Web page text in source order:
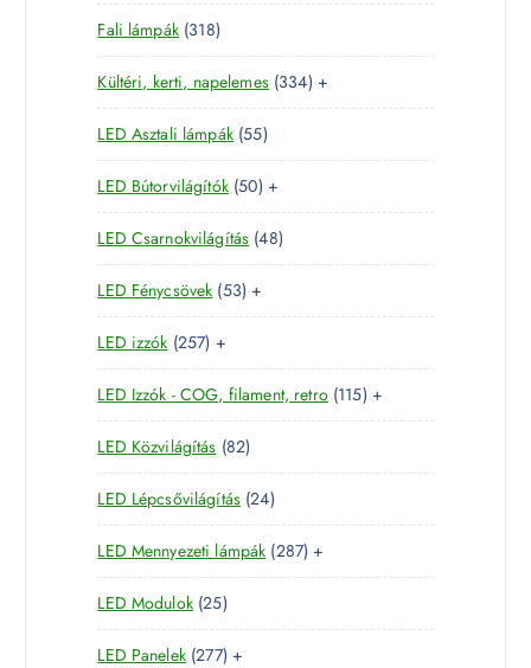
k
r
é
k
e
m
é
k
e
r
m
é
k
Fali lámpák 3183
1
8
t
e
r
m
é
k
Kültéri, kerti, napelemes 3343
3
t
r
é
+
LED Asztali lámpák 555
5
t
e
r
m
k
LED Bútorvilágítók 505
0
t
e
r
m
k
+
LED Csarnokvilágítás 484
8
e
m
é
k
LED Fénycsövek 535
3
e
r
m
é
k
+
LED izzók 2572
5
7
t
e
r
m
é
k
+
LED Izzók - COG, filament, retro 1151
1
t
r
é
+
LED Közvilágítás 828
2
t
e
r
m
k
LED Lépcsővilágítás 242
4
t
e
m
LED Mennyezeti lámpák 2872
8
t
+
LED Modulok 252
5
t
LED Panelek 2772 +